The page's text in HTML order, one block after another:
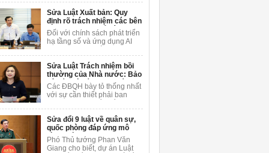
gắn với tư vấn pháp lý miễn
phí được triển khai ngay tại
tổ dân phố để giải đáp
vướng mắc pháp lý cho
người dân.
Sửa Luật Xuất bản: Quy
định rõ trách nhiệm các bên
khi sử dụng AI để sáng tạo
nội dung
Đối với chính sách phát triển
hạ tầng số và ứng dụng AI
Vương Quốc Thắng cho rằng
cần nghiên cứu, bổ sung các
quy định cụ thể hơn về việc
bảo vệ quyền trong môi
trường AI.
Sửa Luật Trách nhiệm bồi
thường của Nhà nước: Bảo
vệ cán bộ dám nghĩ, dám
làm vì lợi ích chung
Các ĐBQH bày tỏ thống nhất
với sự cần thiết phải ban
một số điều của Luật Trách
nhiệm bồi thường của Nhà
nước.
Sửa đổi 9 luật về quân sự,
quốc phòng đáp ứng mô
hình chính quyền 2 cấp
Phó Thủ tướng Phan Văn
Giang cho biết, dự án Luật